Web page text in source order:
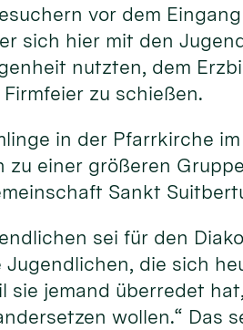
vor dem
sich hier mit den
nutzten, dem
zu schießen.
in der Pfarrkirche
zu einer größeren
Sankt
sei für den
die sich
sie jemand überredet
wollen.“ Das